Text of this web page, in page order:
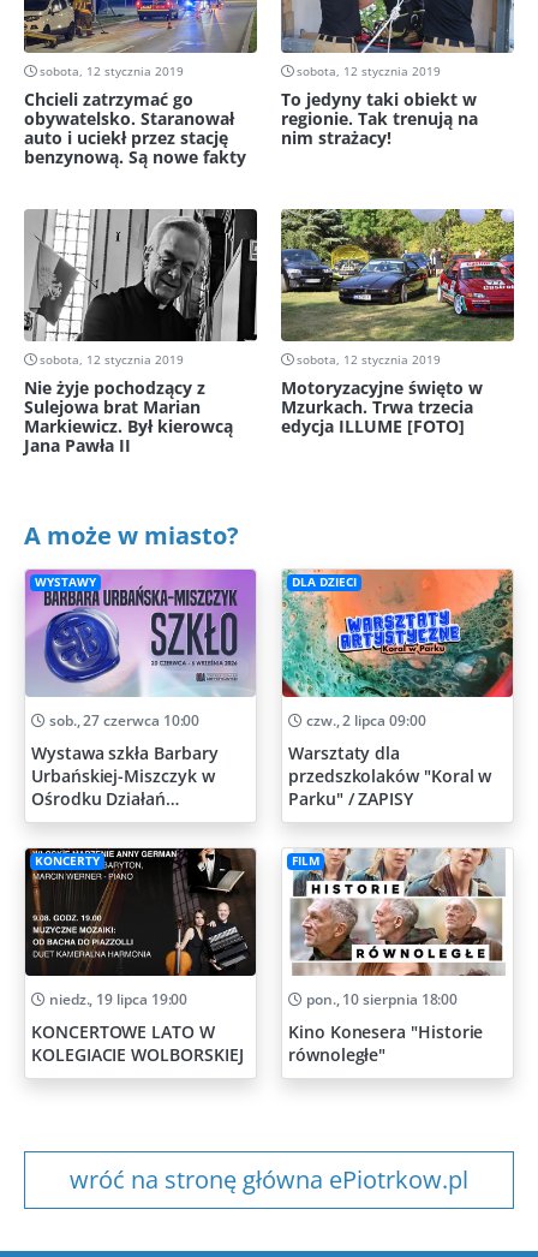
sobota, 12 stycznia 2019
Chcieli zatrzymać go
obywatelsko. Staranował
auto i uciekł przez stację
benzynową. Są nowe fakty
sobota, 12 stycznia 2019
To jedyny taki obiekt w
regionie. Tak trenują na
nim strażacy!
sobota, 12 stycznia 2019
Nie żyje pochodzący z
Sulejowa brat Marian
Markiewicz. Był kierowcą
Jana Pawła II
sobota, 12 stycznia 2019
Motoryzacyjne święto w
Mzurkach. Trwa trzecia
edycja ILLUME [FOTO]
A może w miasto?
WYSTAWY
sob., 27 czerwca 10:00
Wystawa szkła Barbary
Urbańskiej-Miszczyk w
Ośrodku Działań
Artystycznych
DLA DZIECI
czw., 2 lipca 09:00
Warsztaty dla
przedszkolaków "Koral w
Parku" / ZAPISY
KONCERTY
niedz., 19 lipca 19:00
KONCERTOWE LATO W
KOLEGIACIE WOLBORSKIEJ
FILM
pon., 10 sierpnia 18:00
Kino Konesera "Historie
równoległe"
wróć na stronę główna ePiotrkow.pl